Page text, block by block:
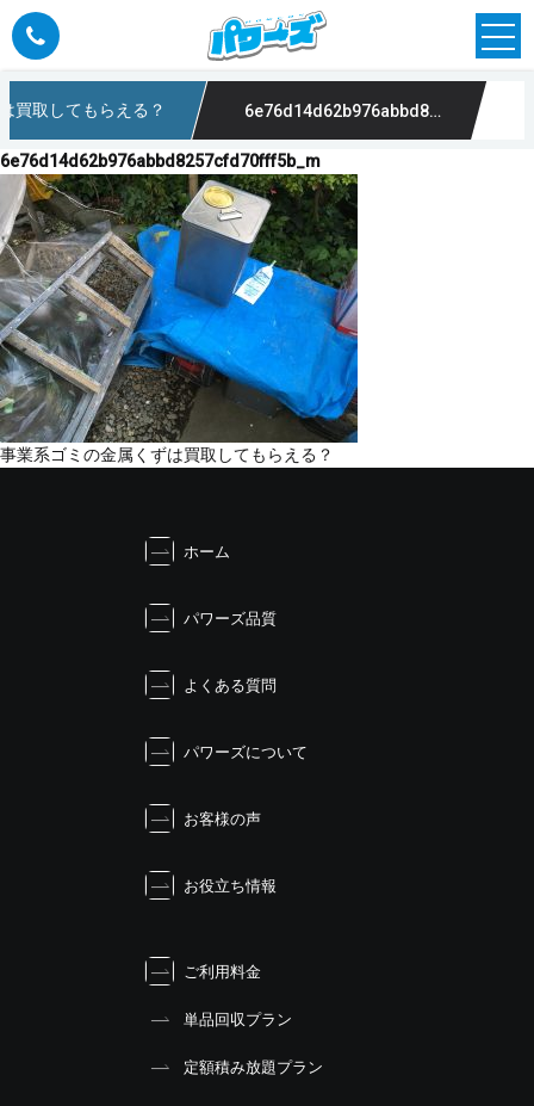
買取してもらえる？ 6e76d14d62b976abbd8257cfd70fff5b_m
6e76d14d62b976abbd8257cfd70fff5b_m
投
事業系ゴミの金属くずは買取してもらえる？
ホーム
パワーズ品質
よくある質問
パワーズについて
お客様の声
お役立ち情報
ご利用料金
単品回収プラン
定額積み放題プラン